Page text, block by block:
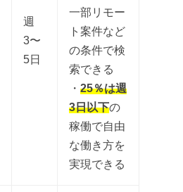
週
3〜
5日
一部リモー
ト案件など
の条件で検
索できる
・ 25％は週
3日以下の
稼働で自由
な働き方を
実現できる